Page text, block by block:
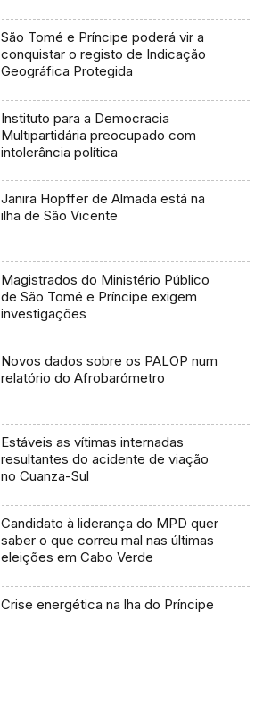
São Tomé e Príncipe poderá vir a
conquistar o registo de Indicação
Geográfica Protegida
Instituto para a Democracia
Multipartidária preocupado com
intolerância política
Janira Hopffer de Almada está na
ilha de São Vicente
Magistrados do Ministério Público
de São Tomé e Príncipe exigem
investigações
Novos dados sobre os PALOP num
relatório do Afrobarómetro
Estáveis as vítimas internadas
resultantes do acidente de viação
no Cuanza-Sul
Candidato à liderança do MPD quer
saber o que correu mal nas últimas
eleições em Cabo Verde
Crise energética na lha do Príncipe